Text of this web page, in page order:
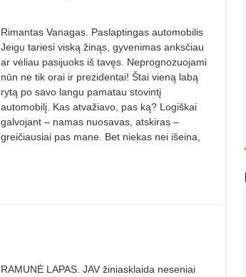
Rimantas Vanagas. Paslaptingas automobilis
Jeigu tariesi viską žinąs, gyvenimas anksčiau
ar vėliau pasijuoks iš tavęs. Neprognozuojami
nūn ne tik orai ir preziden­tai! Štai vieną labą
rytą po savo langu pamatau stovintį
automobilį. Kas atvažiavo, pas ką? Logiškai
galvojant – namas nuosa­vas, atskiras –
greičiausiai pas mane. Bet niekas nei išeina,
RAMUNĖ LAPAS. JAV žiniasklaida neseniai